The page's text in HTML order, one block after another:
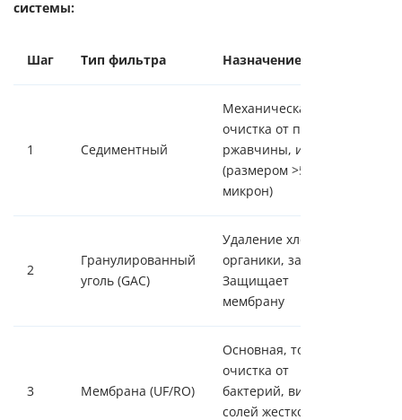
системы:
Шаг Тип фильтра Назначение
1 Седиментный
Механическая
очистка от песка,
ржавчины, ила
(размером >5
микрон)
2
Гранулированный
уголь (GAC)
Удаление хлора,
органики, запахов.
Защищает
мембрану
3 Мембрана (UF/RO)
Основная, тонкая
очистка от
бактерий, вирусов,
солей жесткости